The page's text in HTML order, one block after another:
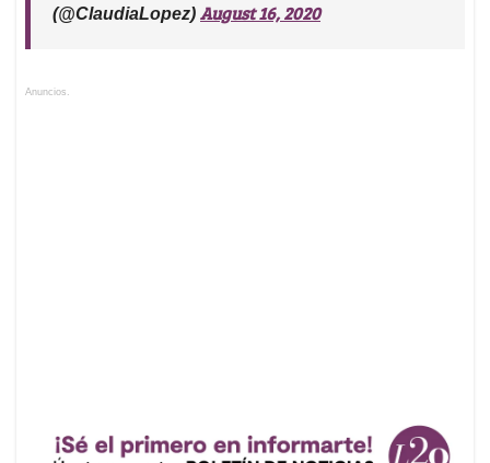
(@ClaudiaLopez) August 16, 2020
Anuncios.